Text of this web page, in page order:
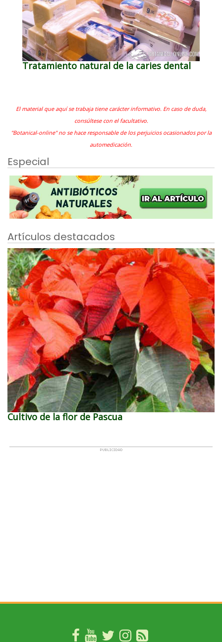
Tratamiento natural de la caries dental
El material que aquí se trabaja tiene carácter informativo. En caso de duda,
consúltese con el facultativo.
"Botanical-online" no se hace responsable de los perjuicios ocasionados por la
automedicación.
Especial
Artículos destacados
Cultivo de la flor de Pascua